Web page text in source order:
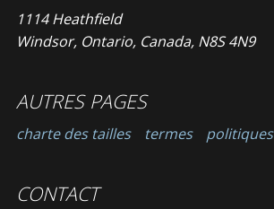
1114 Heathfield
Windsor, Ontario, Canada, N8S 4N9
AUTRES PAGES
charte des tailles termes politiques
CONTACT